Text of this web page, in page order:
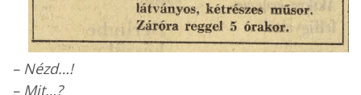
– Nézd…!
– Mit…?